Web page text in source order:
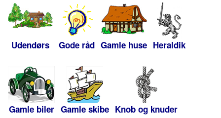
Udendørs Gode råd Gamle huse Heraldik
Gamle biler Gamle skibe Knob og knuder